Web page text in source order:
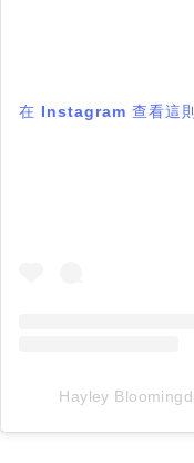
在 Instagram 查看這
Hayley